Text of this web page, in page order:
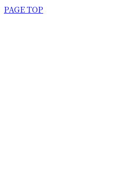
PAGE TOP